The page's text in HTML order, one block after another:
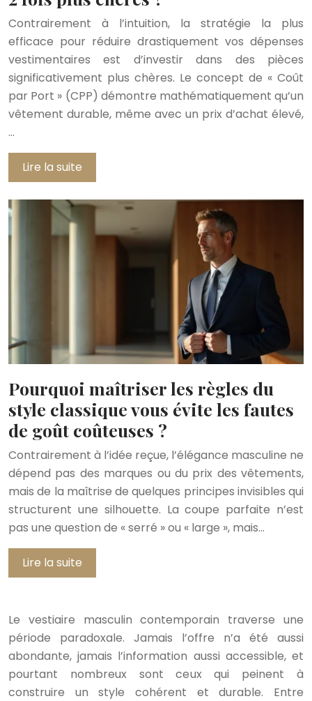
Contrairement à l’intuition, la stratégie la plus
efficace pour réduire drastiquement vos dépenses
vestimentaires est d’investir dans des pièces
significativement plus chères. Le concept de « Coût
par Port » (CPP) démontre mathématiquement qu’un
vêtement durable, même avec un prix d’achat élevé,
…
Lire la suite
Pourquoi maîtriser les règles du
style classique vous évite les fautes
de goût coûteuses ?
Contrairement à l’idée reçue, l’élégance masculine ne
dépend pas des marques ou du prix des vêtements,
mais de la maîtrise de quelques principes invisibles qui
structurent une silhouette. La coupe parfaite n’est
pas une question de « serré » ou « large », mais…
Lire la suite
Le vestiaire masculin contemporain traverse une
période paradoxale. Jamais l’offre n’a été aussi
abondante, jamais l’information aussi accessible, et
pourtant nombreux sont ceux qui peinent à
construire un style cohérent et durable. Entre